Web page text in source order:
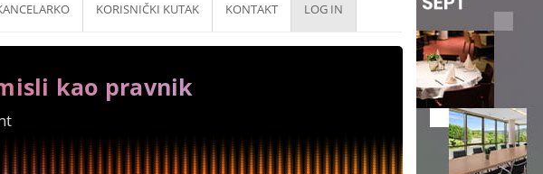
KORISNIČKI KUTAK KONTAKT LOG IN
kao pravnik